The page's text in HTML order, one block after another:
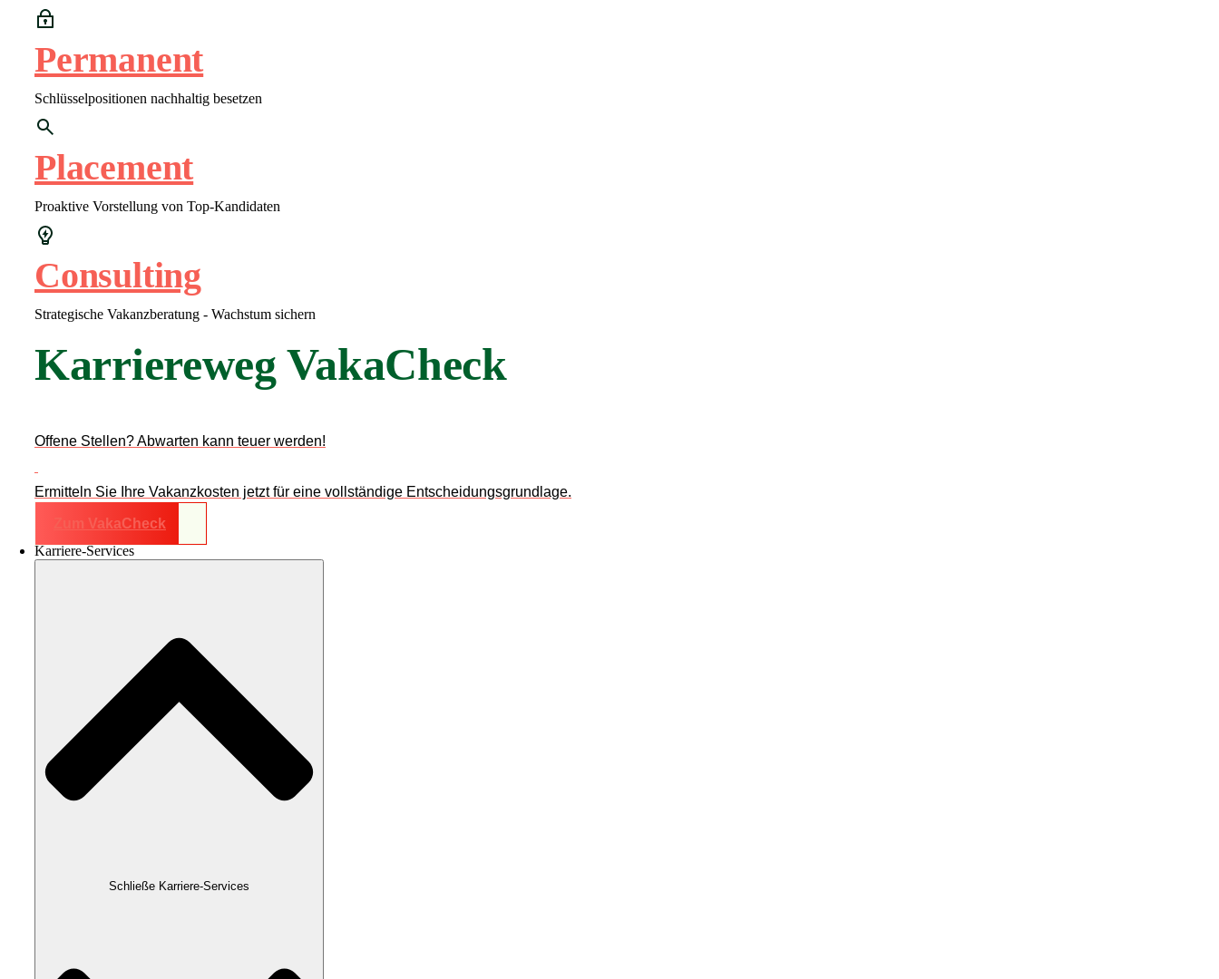
Permanent
Schlüsselpositionen nachhaltig besetzen
Placement
Proaktive Vorstellung von Top-Kandidaten
Consulting
Strategische Vakanzberatung - Wachstum sichern
Karriereweg VakaCheck
Offene Stellen? Abwarten kann teuer werden!
Ermitteln Sie Ihre Vakanzkosten jetzt für eine vollständige Entscheidungsgrundlage.
Zum VakaCheck
Karriere-Services
Schließe Karriere-Services